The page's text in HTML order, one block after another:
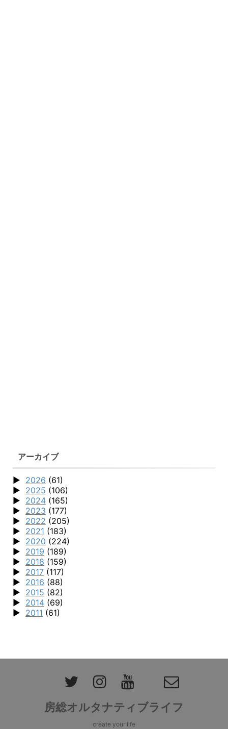
アーカイブ
2026 (61)
2025 (106)
2024 (165)
2023 (177)
2022 (205)
2021 (183)
2020 (224)
2019 (189)
2018 (159)
2017 (117)
2016 (88)
2015 (82)
2014 (69)
2011 (61)
房総オルタナティブライフ
create your life